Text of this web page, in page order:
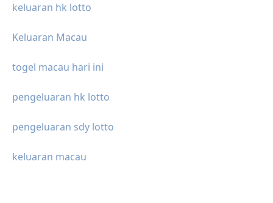
keluaran hk lotto
Keluaran Macau
togel macau hari ini
pengeluaran hk lotto
pengeluaran sdy lotto
keluaran macau